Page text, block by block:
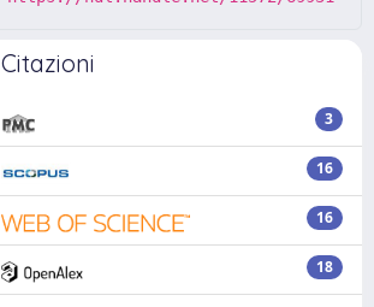
Citazioni
3
16
16
18